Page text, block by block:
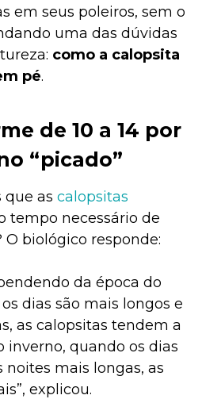
Higiene
Filhote
e Silvestres
Curiosidades
em seus poleiros, sem o
uma das dúvidas
como a calopsita
pé.
de 10 a 14 por
“picado”
que as calopsitas
tempo necessário de
biológico responde:
da época do
dias são mais longos e
as calopsitas tendem a
inverno, quando os dias
noites mais longas, as
explicou.